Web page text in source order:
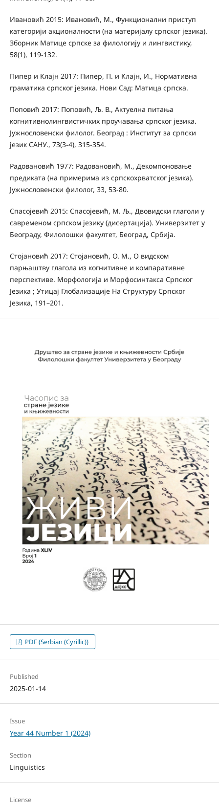
Ивановић 2015: Ивановић, М., Функционални приступ
категорији акционалности (на материјалу српског језика).
Зборник Матице српске за филологију и лингвистику,
58(1), 119-132.
Пипер и Клајн 2017: Пипер, П. и Клајн, И., Нормативна
граматика српског језика. Нови Сад: Матица српска.
Поповић 2017: Поповић, Љ. В., Актуелна питања
когнитивнолингвистичких проучавања српског језика.
Јужнословенски филолог. Београд : Институт за српски
језик САНУ., 73(3-4), 315-354.
Радовановић 1977: Радовановић, М., Декомпоновање
предиката (на примерима из српскохрватског језика).
Јужнословенски филолог, 33, 53-80.
Спасојевић 2015: Спасојевић, М. Љ., Двовидски глаголи у
савременом српском језику (дисертација). Универзитет у
Београду, Филолошки факултет, Београд, Србија.
Стојановић 2017: Стојановић, О. М., О видском
парњаштву глагола из когнитивне и компаративне
перспективе. Морфологија и Морфосинтакса Српског
Језика ; Утицај Глобализације На Структуру Српског
Језика, 191–201.
PDF (Serbian (Cyrillic))
Published
2025-01-14
Issue
Year 44 Number 1 (2024)
Section
Linguistics
License